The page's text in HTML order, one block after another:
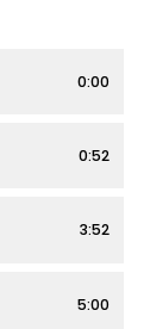
0:00
0:52
3:52
5:00